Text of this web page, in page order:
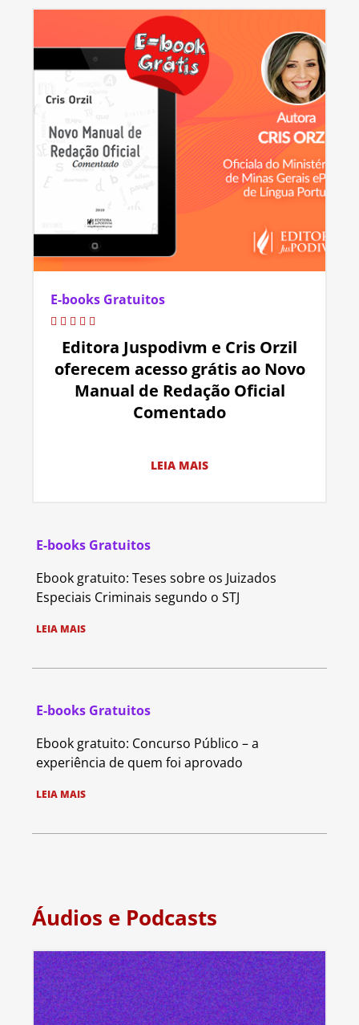
E-books Gratuitos
Editora Juspodivm e Cris Orzil
oferecem acesso grátis ao Novo
Manual de Redação Oficial
Comentado
LEIA MAIS
E-books Gratuitos
Ebook gratuito: Teses sobre os Juizados
Especiais Criminais segundo o STJ
LEIA MAIS
E-books Gratuitos
Ebook gratuito: Concurso Público – a
experiência de quem foi aprovado
LEIA MAIS
Áudios e Podcasts